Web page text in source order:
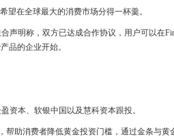
望在全球最大的消费市场分得一杯羹。
声明称，双方已达成合作协议，用户可以在
品的企业开始。
资本、软银中国以及慧科资本跟投。
帮助消费者降低黄金投资门槛，通过金条与黄